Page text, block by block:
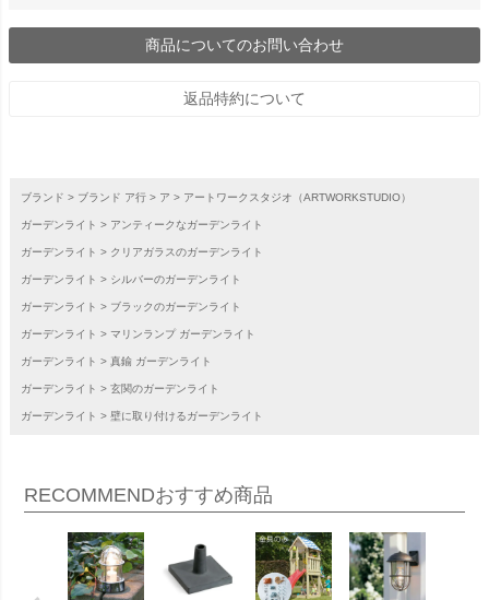
商品についてのお問い合わせ
返品特約について
ブランド ブランド ア行 ア アートワークスタジオ（ARTWORKSTUDIO）
ガーデンライト アンティークなガーデンライト
ガーデンライト クリアガラスのガーデンライト
ガーデンライト シルバーのガーデンライト
ガーデンライト ブラックのガーデンライト
ガーデンライト マリンランプ ガーデンライト
ガーデンライト 真鍮 ガーデンライト
ガーデンライト 玄関のガーデンライト
ガーデンライト 壁に取り付けるガーデンライト
RECOMMENDおすすめ商品